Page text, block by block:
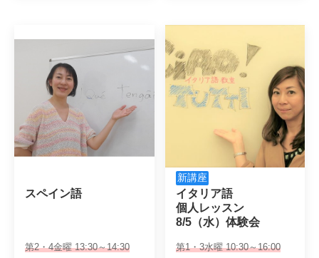
スペイン語
第2・4金曜 13:30～14:30
新講座
イタリア語
個人レッスン
8/5（水）体験会
第1・3水曜 10:30～16:00